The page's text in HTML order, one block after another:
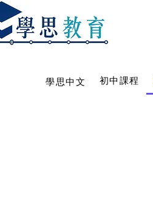
學思中文 初中課程